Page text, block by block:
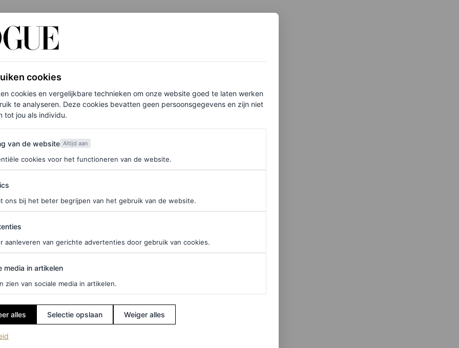
Lopez en Keke Palmer. Tijdens een
, gecombineerd met ballerina’s en een
En meer gewaagd gaf Keke Palmer
de jurk omarmd. Koningin Mathilde verscheen
coutureshow van het Belgische modehuis.
voor de lente
Het is het perfecte samenspel van
op vakantie, als kantooroutfit met
is net zo veelzijdig als tijdloos.
cookies
cookies en vergelijkbare technieken om onze website goed te laten werken
te analyseren. Deze cookies bevatten geen persoonsgegevens en zijn niet
tot jou als individu.
de website
van de website Altijd aan
cookies voor het functioneren van de website.
ons bij het beter begrijpen van het gebruik van de website.
aanleveren van gerichte advertenties door gebruik van cookies.
in artikelen
media in artikelen
zien van sociale media in artikelen.
alles Selectie opslaan Weiger alles